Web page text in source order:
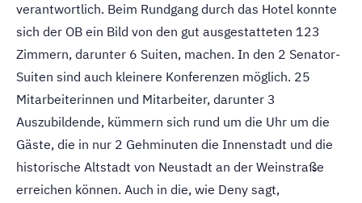
verantwortlich. Beim Rundgang durch das Hotel konnte
sich der OB ein Bild von den gut ausgestatteten 123
Zimmern, darunter 6 Suiten, machen. In den 2 Senator-
Suiten sind auch kleinere Konferenzen möglich. 25
Mitarbeiterinnen und Mitarbeiter, darunter 3
Auszubildende, kümmern sich rund um die Uhr um die
Gäste, die in nur 2 Gehminuten die Innenstadt und die
historische Altstadt von Neustadt an der Weinstraße
erreichen können. Auch in die, wie Deny sagt,